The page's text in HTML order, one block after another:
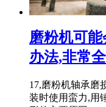
磨粉机可
办法,非常
17,磨粉机轴承磨
装时使用蛮力,用